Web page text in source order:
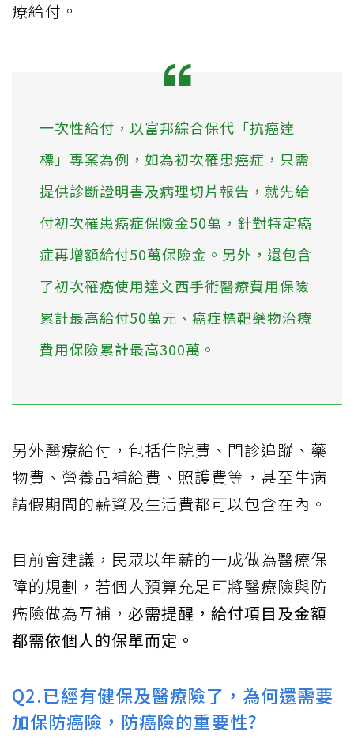
療給付。
一次性給付，以富邦綜合保代「抗癌達
標」專案為例，如為初次罹患癌症，只需
提供診斷證明書及病理切片報告，就先給
付初次罹患癌症保險金50萬，針對特定癌
症再增額給付50萬保險金。另外，還包含
了初次罹癌使用達文西手術醫療費用保險
累計最高給付50萬元、癌症標靶藥物治療
費用保險累計最高300萬。
另外醫療給付，包括住院費、門診追蹤、藥
物費、營養品補給費、照護費等，甚至生病
請假期間的薪資及生活費都可以包含在內。
目前會建議，民眾以年薪的一成做為醫療保
障的規劃，若個人預算充足可將醫療險與防
癌險做為互補， 必需提醒，給付項目及金額
都需依個人的保單而定。
Q2.已經有健保及醫療險了，為何還需要
加保防癌險，防癌險的重要性?